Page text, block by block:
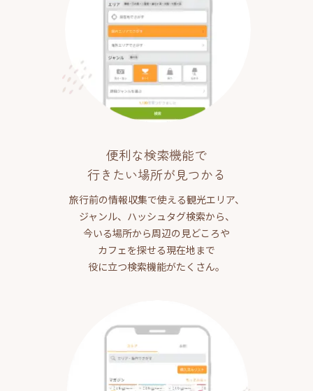
便利な検索機能で
行きたい場所が見つかる
旅行前の情報収集で使える観光エリア、
ジャンル、ハッシュタグ検索から、
今いる場所から周辺の見どころや
カフェを探せる現在地まで
役に立つ検索機能がたくさん。